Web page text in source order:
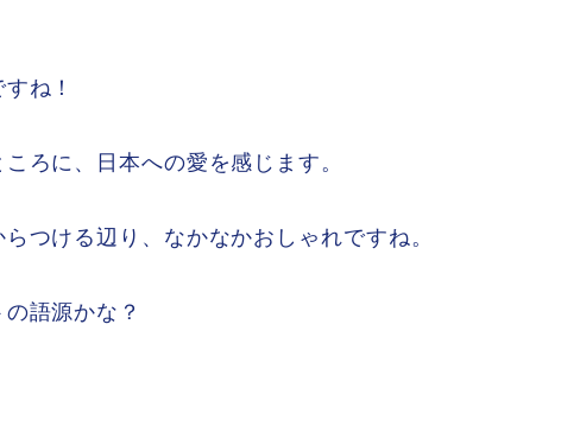
ね！
ろに、日本への愛を感じます。
つける辺り、なかなかおしゃれですね。
語源かな？